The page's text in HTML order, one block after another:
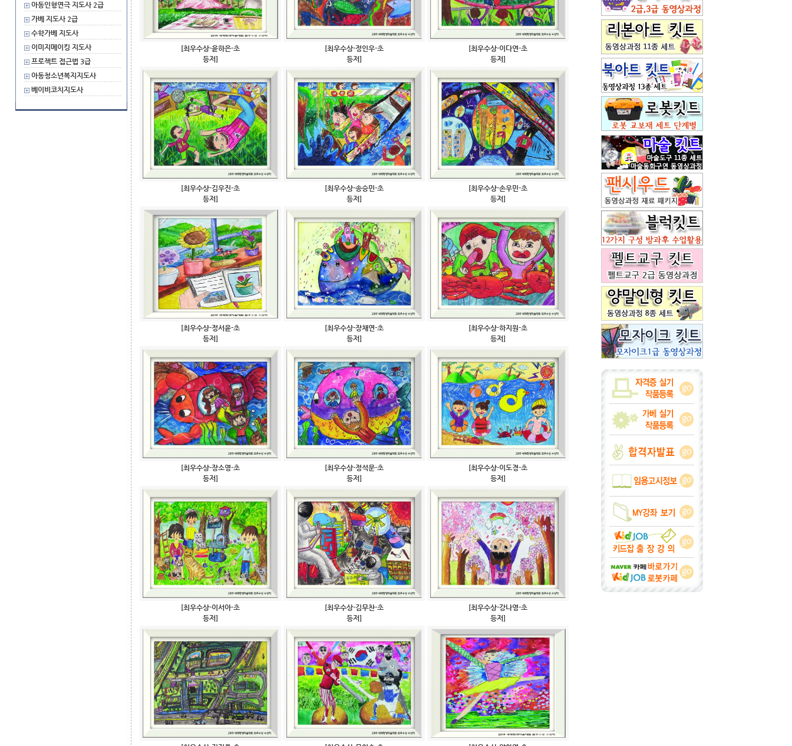
아동인형연극 지도사 2급
가베 지도사 2급
수학가베 지도사
이미지메이킹 지도사
프로젝트 접근법 3급
아동청소년복지지도사
베이비코치지도사
[최우수상-윤하은-초
등저]
[최우수상-정인우-초
등저]
[최우수상-이다연-초
등저]
[최우수상-김우진-초
등저]
[최우수상-송승민-초
등저]
[최우수상-손우민-초
등저]
[최우수상-정서윤-초
등저]
[최우수상-장채연-초
등저]
[최우수상-하지원-초
등저]
[최우수상-장소영-초
등저]
[최우수상-정석문-초
등저]
[최우수상-이도경-초
등저]
[최우수상-이서아-초
등저]
[최우수상-김무찬-초
등저]
[최우수상-강나영-초
등저]